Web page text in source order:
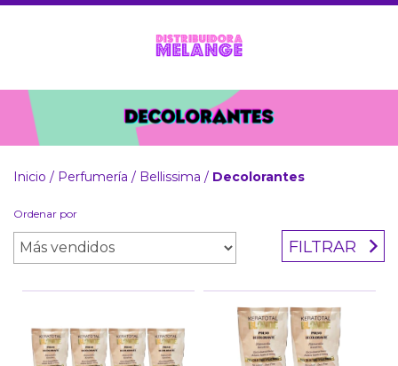
Inicio / Perfumería / Bellissima / Decolorantes
Ordenar por
FILTRAR